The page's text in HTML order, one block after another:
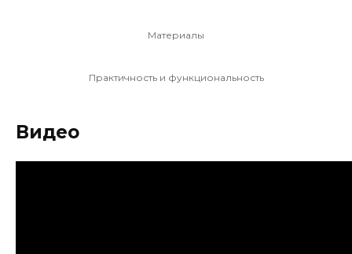
Материалы
Практичность и функциональность
Видео